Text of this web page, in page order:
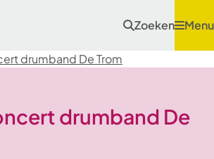
Zoeken Menu
drumband De Trom
drumband De